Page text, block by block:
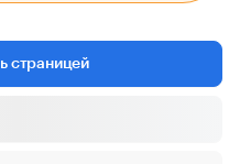
страницей